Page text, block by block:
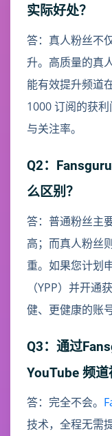
实际好处？
答：真人粉丝不
升。高质量的真
能有效提升频道
1000 订阅的获
与关注率。
Q2：
么区别？
答：普通粉丝主
高；而真人粉丝
重。如果您计划
（YPP）并开
健、更健康的账
Q3：通过
YouTube 频道
答：完全不会。
技术，全程无需